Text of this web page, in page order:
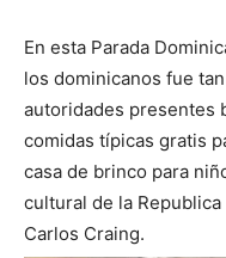
En esta Parada
los dominicanos fue
autoridades presentes
comidas típicas gratis
casa de brinco para
cultural de la
Carlos Craing.